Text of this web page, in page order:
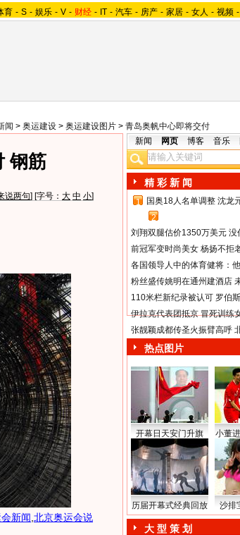
育 - S - 娱乐 - V - 财经 - IT - 汽车 - 房产 - 家居 - 女人 - 视频 -
闻 > 奥运建设 > 奥运建设图片 > 青岛奥帆中心即将交付
钢筋
说两句] [字号： 大 中 小]
新闻 北京奥运会说
新闻 网页 博客 音乐
精 彩 新 闻
1
国奥18人名单调整 沈龙
2
刘翔双腿估价1350万美元 没
前冠军变时尚美女 杨扬不拒
各国领导人中的体育健将：
粉丝盛传姚明在通州建酒店
110米栏新纪录被认可 罗伯
伊拉克代表团抵京 冒死训练
张靓颖成都传圣火振臂高呼
热点图片
开幕日天安门升旗 小董
历届开幕式经典回放 沙排
大 型 策 划